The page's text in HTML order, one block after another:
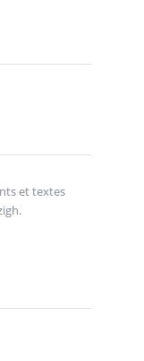
et textes